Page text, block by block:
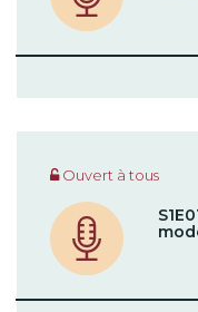
Ouvert à tous